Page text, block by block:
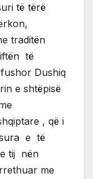
të tërë
traditën
të
Dushiq
e shtëpisë
, që i
e të
tij nën
me